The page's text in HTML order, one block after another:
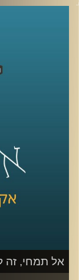
הדיגיטלי
עסקים
לשחק את
הוירטואלי.
טוויטר
אסטרטגיות
קרדיט תמונות:
אל תמחי, זה